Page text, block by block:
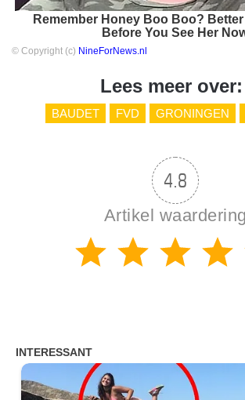
Remember Honey Boo Boo?
Before You See Her
© Copyright (c) NineForNews.nl
Lees meer over:
BAUDET FVD GRONINGEN
4.8
Artikel waardering